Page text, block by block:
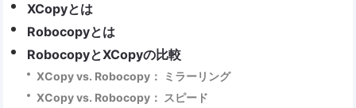
XCopyとは
Robocopyとは
RobocopyとXCopyの比較
XCopy vs. Robocopy： ミラーリング
XCopy vs. Robocopy： スピード